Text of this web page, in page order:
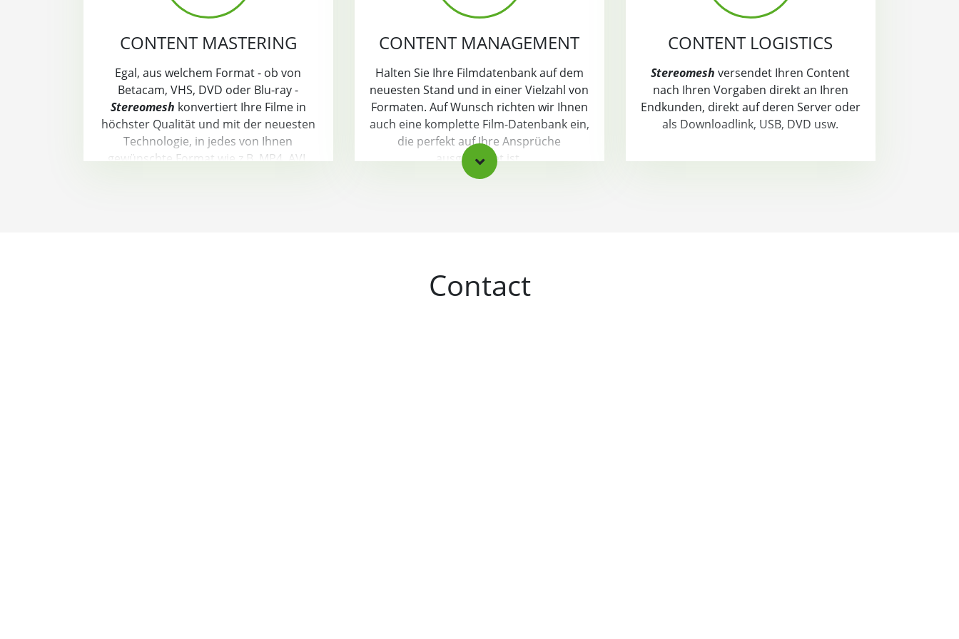
CONTENT MASTERING
Egal, aus welchem Format - ob von
Betacam, VHS, DVD oder Blu-ray -
Stereomesh konvertiert Ihre Filme in
höchster Qualität und mit der neuesten
Technologie, in jedes von Ihnen
gewünschte Format wie z.B. MP4, AVI,
CONTENT MANAGEMENT
Halten Sie Ihre Filmdatenbank auf dem
neuesten Stand und in einer Vielzahl von
Formaten. Auf Wunsch richten wir Ihnen
auch eine komplette Film-Datenbank ein,
die perfekt auf Ihre Ansprüche
ausgerichtet ist.
CONTENT LOGISTICS
Stereomesh versendet Ihren Content
nach Ihren Vorgaben direkt an Ihren
Endkunden, direkt auf deren Server oder
als Downloadlink, USB, DVD usw.
Contact